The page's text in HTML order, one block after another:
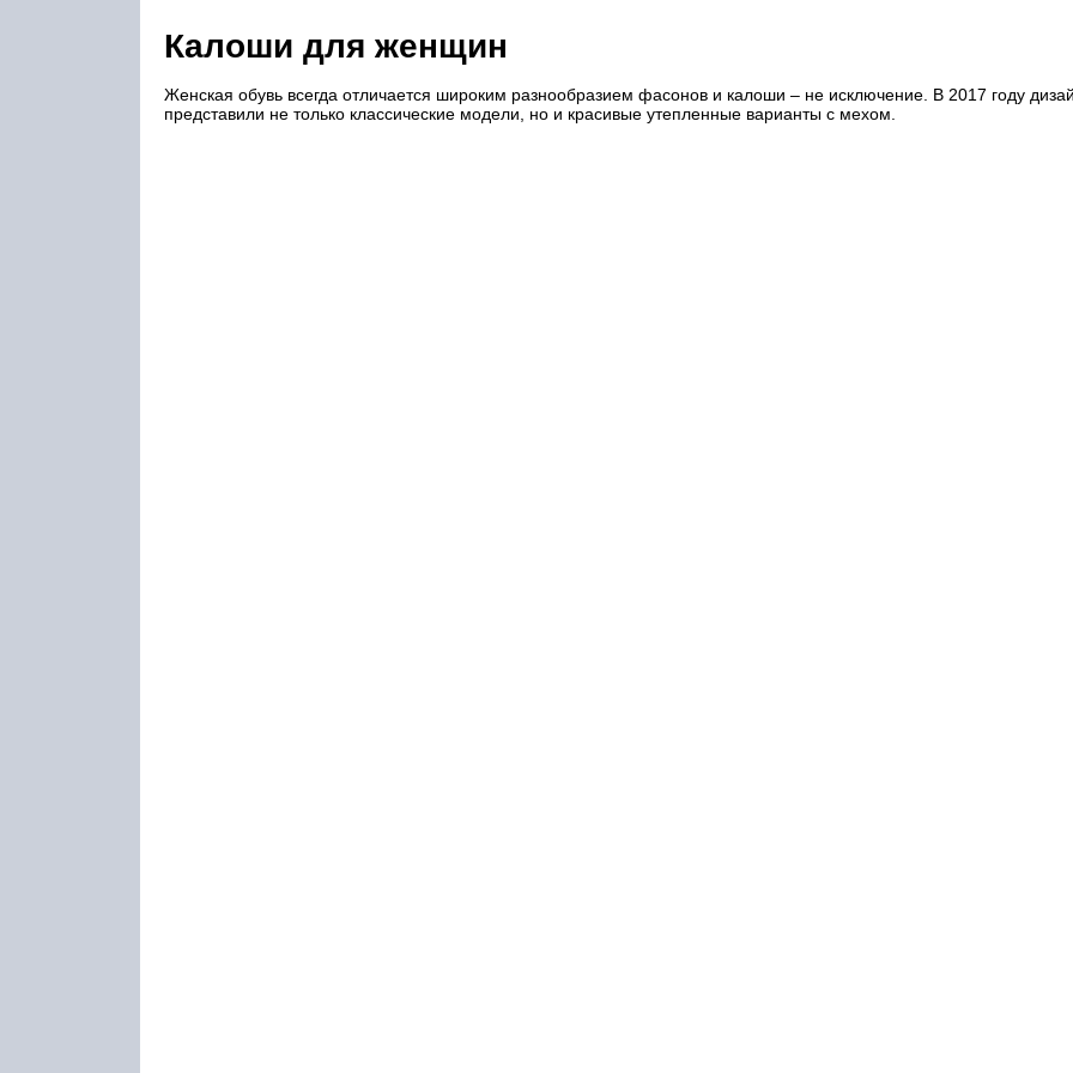
Калоши для женщин
Женская обувь всегда отличается широким разнообразием фасонов и калоши – не исключение. В 2017 году
представили не только классические модели, но и красивые утепленные варианты с мехом.